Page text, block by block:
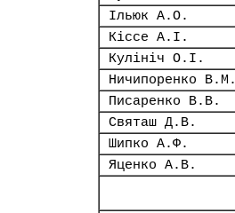
Ільюк А.О.
Кіссе А.І.
Кулініч О.І.
Ничипоренко В.М.
Писаренко В.В.
Святаш Д.В.
Шипко А.Ф.
Яценко А.В.